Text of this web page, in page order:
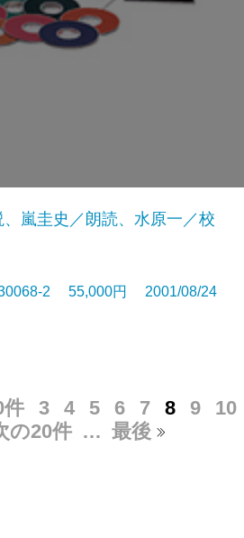
嵐圭史／朗読、水原一／校
2 55,000円 2001/08/24
件 3 4 5 6 7 8 9
10
の20件 … 最後